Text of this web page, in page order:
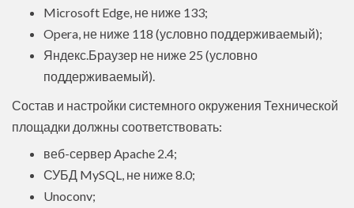
Microsoft Edge, не ниже 133;
Opera, не ниже 118 (условно поддерживаемый);
Яндекс.Браузер не ниже 25 (условно
поддерживаемый).
Состав и настройки системного окружения Технической
площадки должны соответствовать:
веб-сервер Apache 2.4;
СУБД MySQL, не ниже 8.0;
Unoconv;